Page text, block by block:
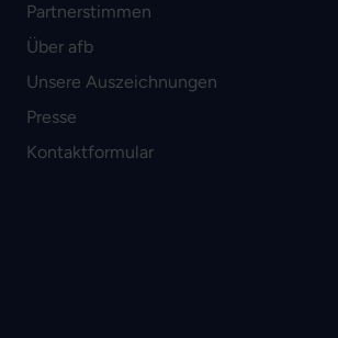
Partnerstimmen
Über afb
Unsere Auszeichnungen
Presse
Kontaktformular